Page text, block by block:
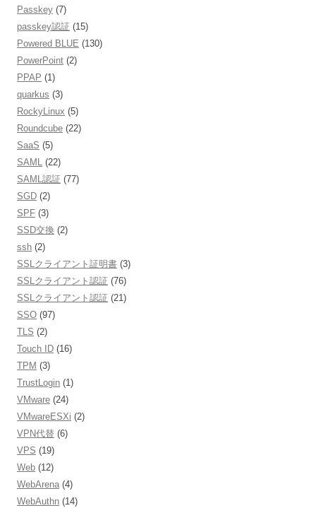
Passkey (7)
passkey認証 (15)
Powered BLUE (130)
PowerPoint (2)
PPAP (1)
quarkus (3)
RockyLinux (5)
Roundcube (22)
SaaS (5)
SAML (22)
SAML認証 (77)
SGD (2)
SPF (3)
SSD交換 (2)
ssh (2)
SSLクライアント証明書 (3)
SSLクライアント認証 (76)
SSLクライアント認証 (21)
SSO (97)
TLS (2)
Touch ID (16)
TPM (3)
TrustLogin (1)
VMware (24)
VMwareESXi (2)
VPN代替 (6)
VPS (19)
Web (12)
WebArena (4)
WebAuthn (14)